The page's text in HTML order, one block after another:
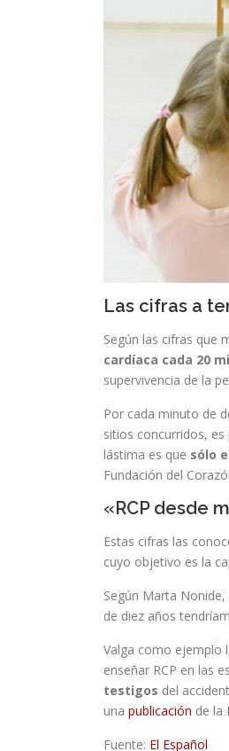
Las cifras a
Según las cifras que
cardíaca cada 20
supervivencia de la
Por cada minuto de
sitios concurridos,
lástima es que sólo
Fundación del
«RCP desde
Estas cifras las
cuyo objetivo es la
Según Marta
de diez años
Valga como ejemplo
enseñar RCP en las
testigos del
una publicación de la
Fuente: El Español